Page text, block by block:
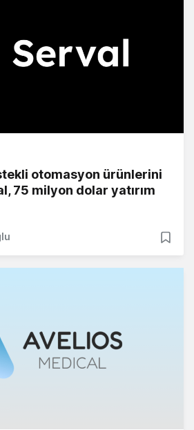
otomasyon ürünlerini
75 milyon dolar yatırım